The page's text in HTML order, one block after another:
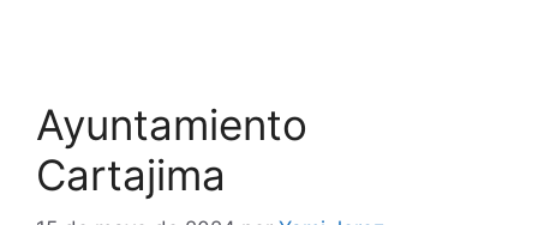
Ayuntamiento
Cartajima